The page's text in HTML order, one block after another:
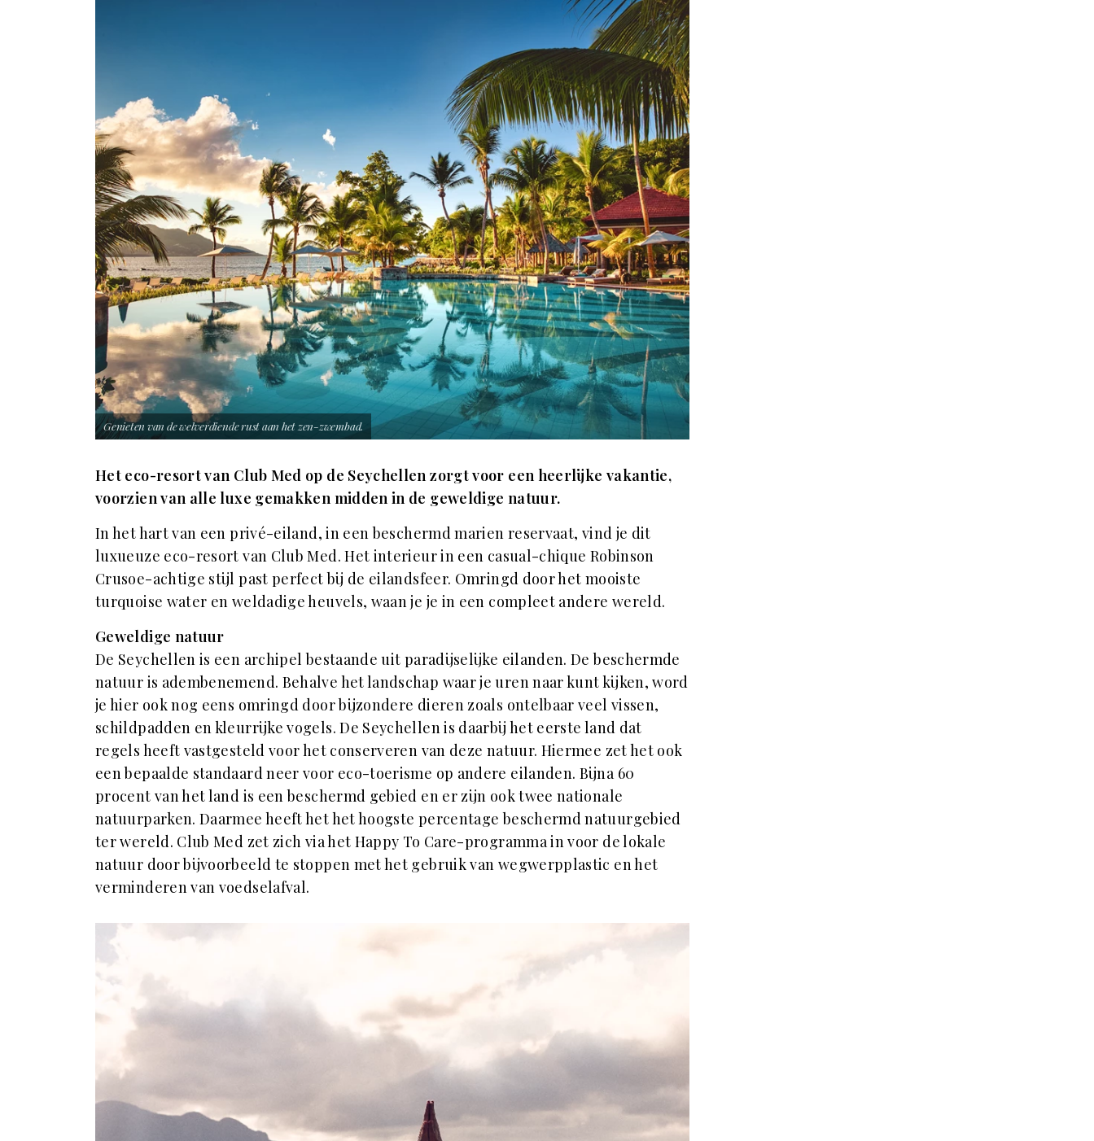
Genieten van de welverdiende rust aan het zen-zwembad.
Het eco-resort van Club Med op de Seychellen zorgt voor een heerlijke vakantie,
voorzien van alle luxe gemakken midden in de geweldige natuur.
In het hart van een privé-eiland, in een beschermd marien reservaat, vind je dit
luxueuze eco-resort van Club Med. Het interieur in een casual-chique Robinson
Crusoe-achtige stijl past perfect bij de eilandsfeer. Omringd door het mooiste
turquoise water en weldadige heuvels, waan je je in een compleet andere wereld.
Geweldige natuur
De Seychellen is een archipel bestaande uit paradijselijke eilanden. De beschermde
natuur is adembenemend. Behalve het landschap waar je uren naar kunt kijken, word
je hier ook nog eens omringd door bijzondere dieren zoals ontelbaar veel vissen,
schildpadden en kleurrijke vogels. De Seychellen is daarbij het eerste land dat
regels heeft vastgesteld voor het conserveren van deze natuur. Hiermee zet het ook
een bepaalde standaard neer voor eco-toerisme op andere eilanden. Bijna 60
procent van het land is een beschermd gebied en er zijn ook twee nationale
natuurparken. Daarmee heeft het het hoogste percentage beschermd natuurgebied
ter wereld. Club Med zet zich via het Happy To Care-programma in voor de lokale
natuur door bijvoorbeeld te stoppen met het gebruik van wegwerpplastic en het
verminderen van voedselafval.